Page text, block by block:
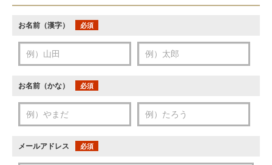
お名前（漢字） 必須
お名前（かな） 必須
メールアドレス 必須